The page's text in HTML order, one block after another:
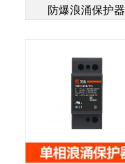
防爆浪涌保护器